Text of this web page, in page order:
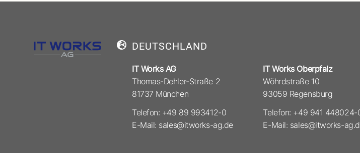
DEUTSCHLAND
IT Works AG
Thomas-Dehler-Straße 2
81737 München
Telefon: +49 89 993412-0
E-Mail: sales@itworks-ag.de
IT Works Oberpfalz
Wöhrdstraße 10
93059 Regensburg
Telefon: +49 941 448024-
E-Mail: sales@itworks-